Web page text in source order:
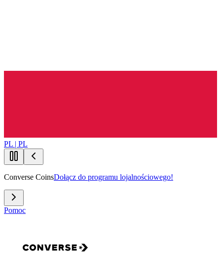
PL | PL
Converse CoinsDołącz do programu lojalnościowego!
Pomoc